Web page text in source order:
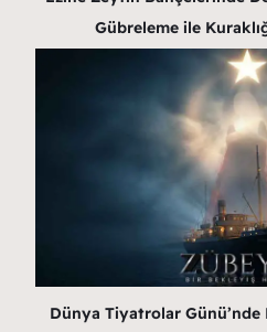
Gübreleme ile
Dünya Tiyatrolar Günü’nde